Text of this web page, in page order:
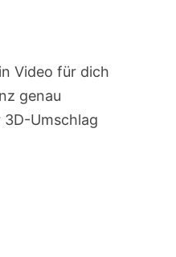
Video für dich
genau
Umschlag